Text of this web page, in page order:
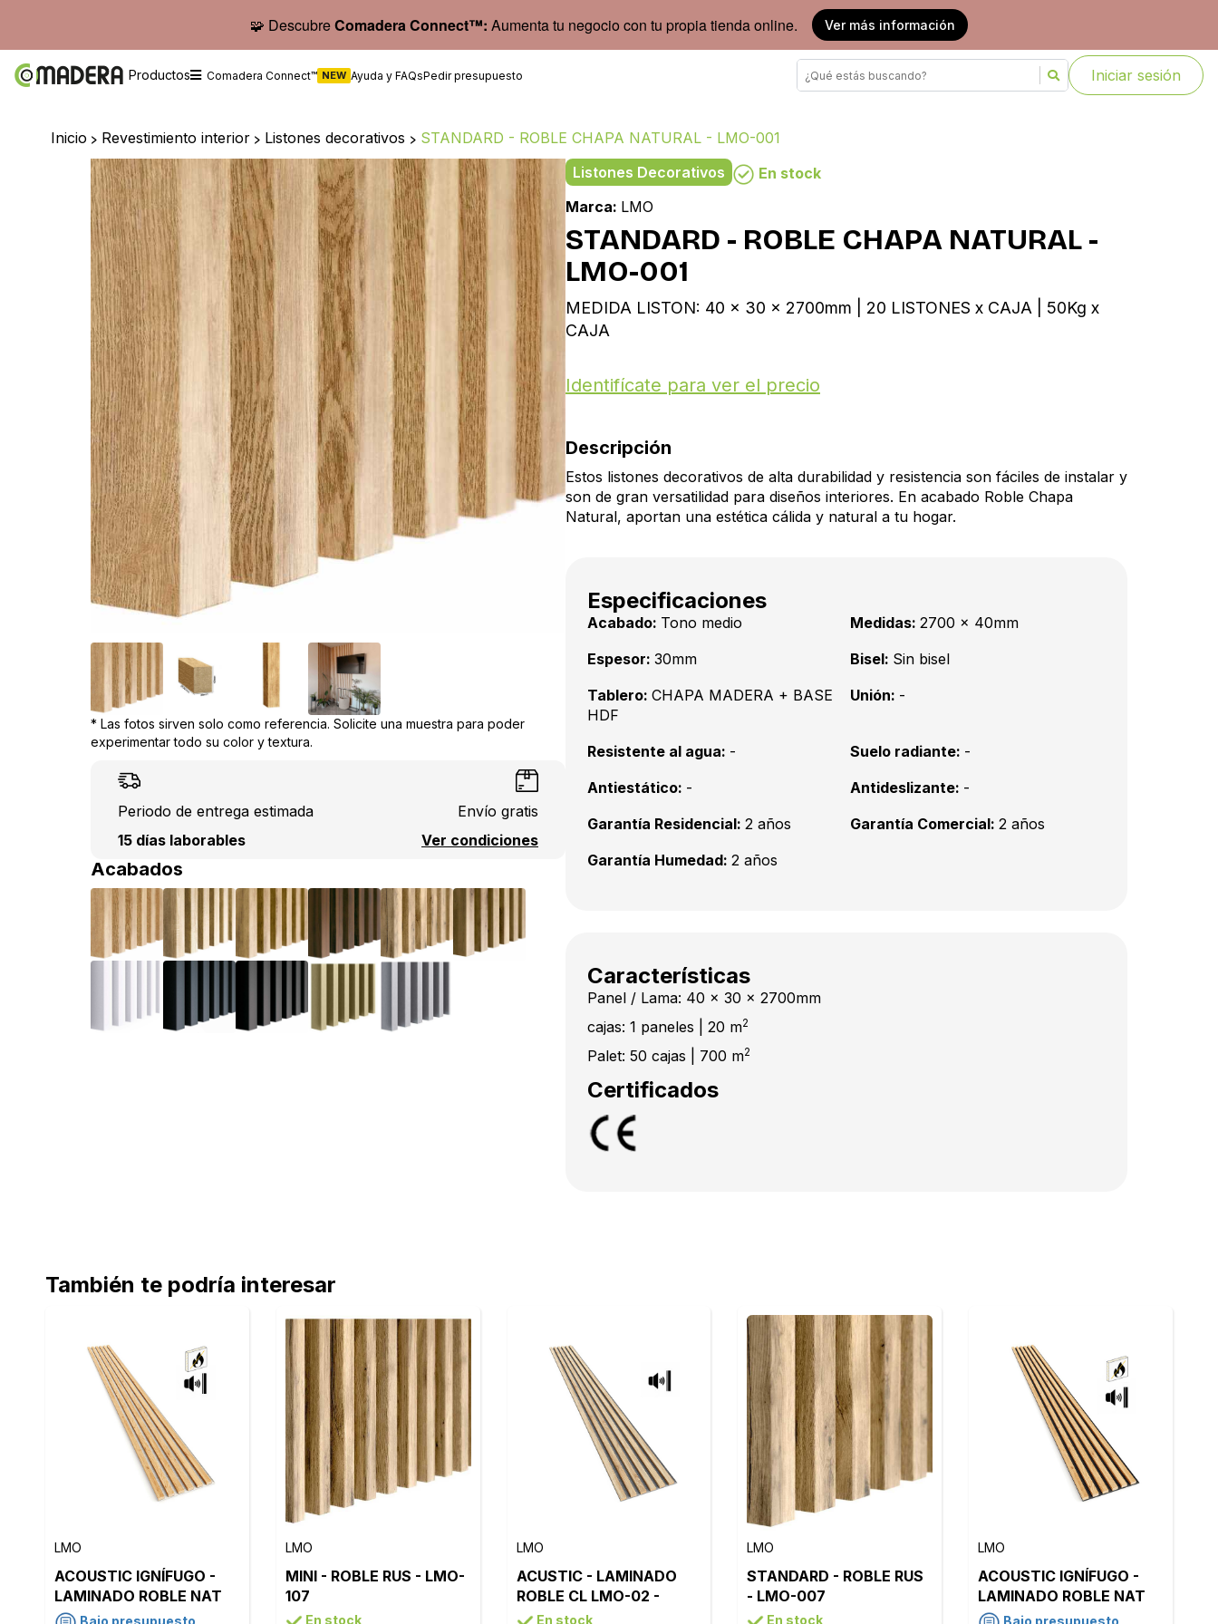
🧩 DescubreComadera Connect™: Aumenta tu negocio con tu propia tienda online. Ver más información
Productos Comadera Connect™ NEW Ayuda y FAQsPedir presupuesto Iniciar sesión
Inicio > Revestimiento interior > Listones decorativos > STANDARD - ROBLE CHAPA NATURAL - LMO-001
* Las fotos sirven solo como referencia. Solicite una muestra para poder
experimentar todo su color y textura.
Periodo de entrega estimada
15 días laborables
Envío gratis
Ver condiciones
Acabados
Listones Decorativos
En stock
Marca: LMO
STANDARD - ROBLE CHAPA NATURAL -
LMO-001
MEDIDA LISTON: 40 x 30 x 2700mm | 20 LISTONES x CAJA | 50Kg x
CAJA
Identifícate para ver el precio
Descripción
Estos listones decorativos de alta durabilidad y resistencia son fáciles de instalar y
son de gran versatilidad para diseños interiores. En acabado Roble Chapa
Natural, aportan una estética cálida y natural a tu hogar.
Especificaciones
Acabado: Tono medio Medidas: 2700 x 40mm
Espesor: 30mm Bisel: Sin bisel
Tablero: CHAPA MADERA + BASE
HDF
Unión: -
Resistente al agua: - Suelo radiante: -
Antiestático: - Antideslizante: -
Garantía Residencial: 2 años Garantía Comercial: 2 años
Garantía Humedad: 2 años
Características
Panel / Lama: 40 x 30 x 2700mm
cajas: 1 paneles | 20 m2
Palet: 50 cajas | 700 m2
Certificados
También te podría interesar
LMO
ACOUSTIC IGNÍFUGO -
LAMINADO ROBLE NAT
LMO203 - FIELTRO BEIGE
LMO
MINI - ROBLE RUS - LMO-
107
En stock
LMO
ACUSTIC - LAMINADO
ROBLE CL LMO-02 -
FIELTRO GRIS
En stock
LMO
STANDARD - ROBLE RUS
- LMO-007
En stock
LMO
ACOUSTIC IGNÍFUGO -
LAMINADO ROBLE NAT
LMO203 - FIELTRO